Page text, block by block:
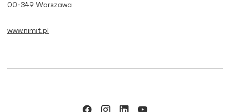
00-349 Warszawa
www.nimit.pl